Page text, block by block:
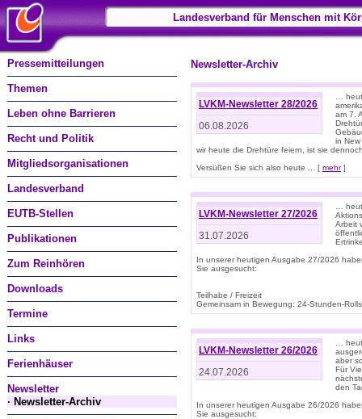
Landesverband für Menschen mit
Pressemitteilungen
Themen
Leben ohne Barrieren
Recht und Politik
Mitgliedsorganisationen
Landesverband
EUTB-Stellen
Publikationen
Zum Reinhören
Downloads
Termine
Links
Ferienhäuser
Newsletter
· Newsletter-Archiv
Newsletter-Archiv
LVKM-Newsletter 28/2026
06.08.2026
…
am 7.
in
wir heute die Drehtüre feiern, ist sie
Versüßen Sie sich also heute ... [ mehr]
LVKM-Newsletter 27/2026
31.07.2026
…
Arbeit
In unserer heutigen Ausgabe 27/2026
Sie ausgesucht:
Teilhabe / Freizeit
Gemeinsam in Bewegung: 24-Stunden-
LVKM-Newsletter 26/2026
24.07.2026
…
aber
Für
den
In unserer heutigen Ausgabe 26/2026
Sie ausgesucht: